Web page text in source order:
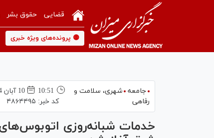
قضایی حقوق بشر
🟡 پرونده‌های ویژه خبری
جامعه شهری،‌ سلامت و
رفاهی
10:51
10 آبان 1404
کد خبر: ۴۸۶۴۴۹۵